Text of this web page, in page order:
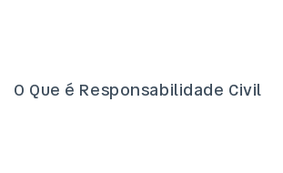
O Que é Responsabilidade Civil